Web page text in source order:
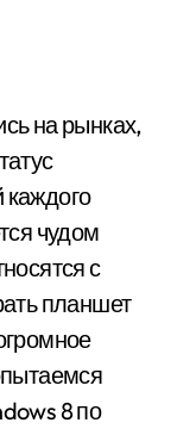
чудом
с
планшет
8 по